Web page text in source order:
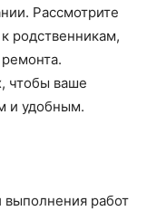
Рассмотрите
родственникам,
чтобы ваше
и удобным.
выполнения работ